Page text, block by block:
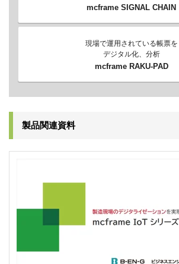
mcframe SIGNAL CHAIN
現場で運用されている帳票を
デジタル化、分析
mcframe RAKU-PAD
製品関連資料